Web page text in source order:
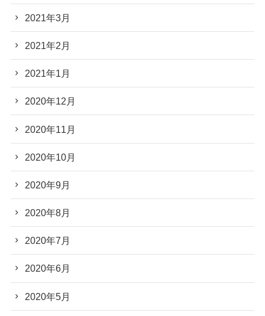
2021年3月
2021年2月
2021年1月
2020年12月
2020年11月
2020年10月
2020年9月
2020年8月
2020年7月
2020年6月
2020年5月